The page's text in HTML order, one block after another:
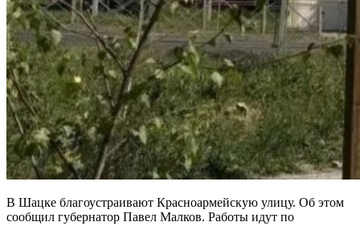
В Шацке благоустраивают Красноармейскую улицу. Об этом
сообщил губернатор Павел Малков. Работы идут по